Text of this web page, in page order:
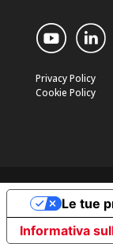
Privacy Policy
Cookie Policy
Informativa
Le tue